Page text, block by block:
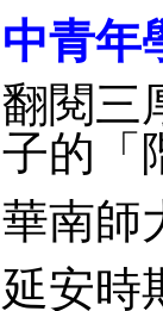
中青年
翻閱三
子的「
華南師
延安時